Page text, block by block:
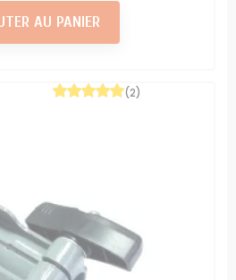
AU PANIER
(2)